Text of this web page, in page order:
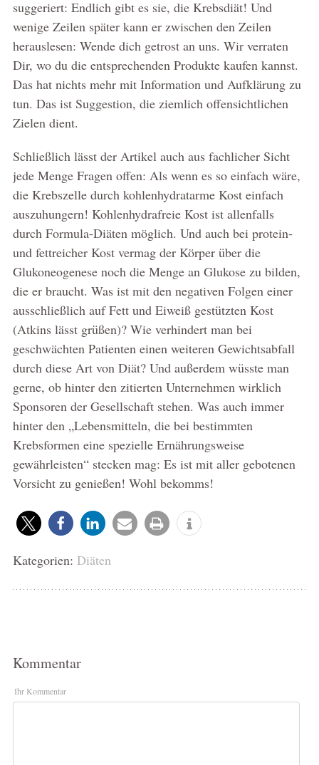
suggeriert: Endlich gibt es sie, die Krebsdiät! Und
wenige Zeilen später kann er zwischen den Zeilen
herauslesen: Wende dich getrost an uns. Wir verraten
Dir, wo du die entsprechenden Produkte kaufen kannst.
Das hat nichts mehr mit Information und Aufklärung zu
tun. Das ist Suggestion, die ziemlich offensichtlichen
Zielen dient.
Schließlich lässt der Artikel auch aus fachlicher Sicht
jede Menge Fragen offen: Als wenn es so einfach wäre,
die Krebszelle durch kohlenhydratarme Kost einfach
auszuhungern! Kohlenhydrafreie Kost ist allenfalls
durch Formula-Diäten möglich. Und auch bei protein-
und fettreicher Kost vermag der Körper über die
Glukoneogenese noch die Menge an Glukose zu bilden,
die er braucht. Was ist mit den negativen Folgen einer
ausschließlich auf Fett und Eiweiß gestützten Kost
(Atkins lässt grüßen)? Wie verhindert man bei
geschwächten Patienten einen weiteren Gewichtsabfall
durch diese Art von Diät? Und außerdem wüsste man
gerne, ob hinter den zitierten Unternehmen wirklich
Sponsoren der Gesellschaft stehen. Was auch immer
hinter den „Lebensmitteln, die bei bestimmten
Krebsformen eine spezielle Ernährungsweise
gewährleisten“ stecken mag: Es ist mit aller gebotenen
Vorsicht zu genießen! Wohl bekomms!
Kategorien: Diäten
Kommentar
Ihr Kommentar